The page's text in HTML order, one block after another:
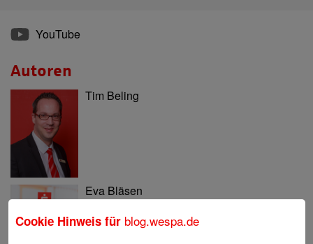
YouTube
Autoren
Tim Beling
Eva Bläsen
Cookie Hinweis für blog.wespa.de